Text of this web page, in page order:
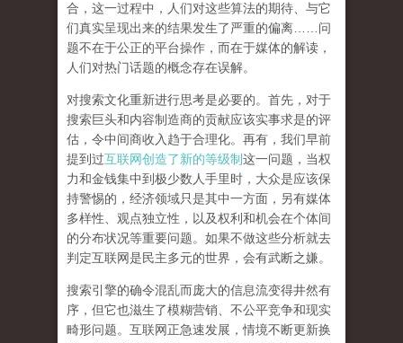
合，这一过程中，人们对这些算法的期待、与它
们真实呈现出来的结果发生了严重的偏离
问
题不在于公正的平台操作，而在于媒体的解读，
人们对热门话题的概念存在误解。
对搜索文化重新进行思考是必要的。首先，对于
搜索巨头和内容制造商的贡献应该实事求是的评
估，令中间商收入趋于合理化。再有，我们早前
提到过互联网创造了新的等级制这一问题，当权
力和金钱集中到极少数人手里时，大众是应该保
持警惕的，经济领域只是其中一方面，另有媒体
多样性、观点独立性，以及权利和机会在个体间
的分布状况等重要问题。 如果不做这些分析就去
判定互联网是民主多元的世界，会有武断之嫌。
搜索引擎的确令混乱而庞大的信息流变得井然有
序，但它也滋生了模糊营销、不公平竞争和现实
畸形问题。互联网正急速发展，情境不断更新换